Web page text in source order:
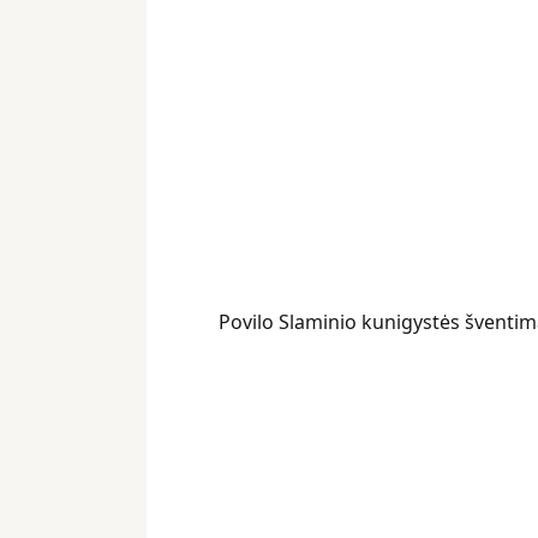
Povilo Slaminio kunigystės